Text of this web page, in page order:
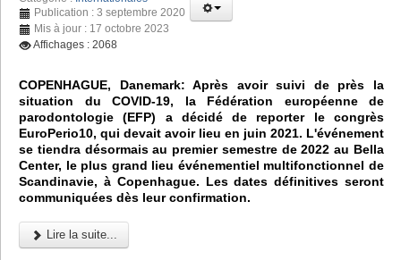
Publication : 3 septembre 2020
Mis à jour : 17 octobre 2023
Affichages : 2068
COPENHAGUE, Danemark: Après avoir suivi de près la
situation du COVID-19, la Fédération européenne de
parodontologie (EFP) a décidé de reporter le congrès
EuroPerio10, qui devait avoir lieu en juin 2021. L'événement
se tiendra désormais au premier semestre de 2022 au Bella
Center, le plus grand lieu événementiel multifonctionnel de
Scandinavie, à Copenhague. Les dates définitives seront
communiquées dès leur confirmation.
Lire la suite...